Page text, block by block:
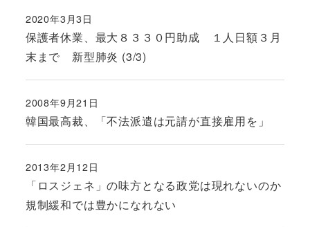
保護者休業、最大８３３０円助成 １人日額３月
末まで 新型肺炎 (3/3)
投稿日
2020年3月3日
韓国最高裁、「不法派遣は元請が直接雇用を」
投稿日
2008年9月21日
「ロスジェネ」の味方となる政党は現れないのか
規制緩和では豊かになれない
投稿日
2013年2月12日